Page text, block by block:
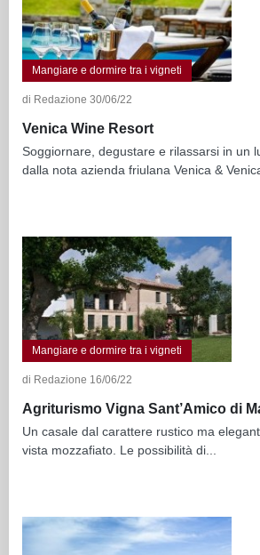
Mangiare e dormire tra i vigneti
di Redazione 30/06/22
Venica Wine Resort
Soggiornare, degustare e rilassarsi in un
dalla nota azienda friulana Venica &
Mangiare e dormire tra i vigneti
di Redazione 16/06/22
Agriturismo Vigna Sant’Amico di
Un casale dal carattere rustico ma
vista mozzafiato. Le possibilità di...